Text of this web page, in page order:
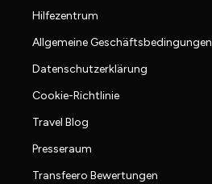
Hilfezentrum
Allgemeine Geschäftsbedingungen
Datenschutzerklärung
Cookie-Richtlinie
Travel Blog
Presseraum
Transfeero Bewertungen